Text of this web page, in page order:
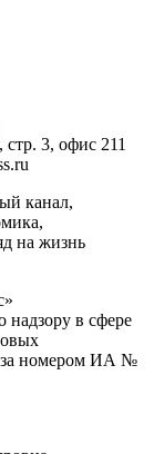
стр. 3, офис 211
канал,
на жизнь
надзору в сфере
за номером ИА №